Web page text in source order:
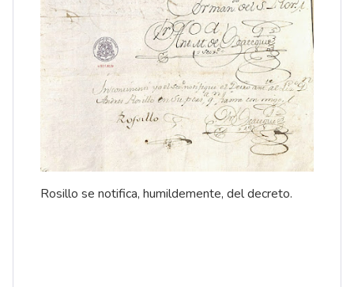
Rosillo se notifica, humildemente, del decreto.